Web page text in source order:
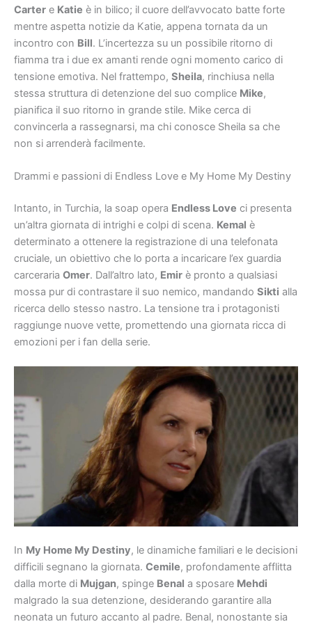
Carter e Katie è in bilico; il cuore dell’avvocato batte forte
mentre aspetta notizie da Katie, appena tornata da un
incontro con Bill. L’incertezza su un possibile ritorno di
fiamma tra i due ex amanti rende ogni momento carico di
tensione emotiva. Nel frattempo, Sheila, rinchiusa nella
stessa struttura di detenzione del suo complice Mike,
pianifica il suo ritorno in grande stile. Mike cerca di
convincerla a rassegnarsi, ma chi conosce Sheila sa che
non si arrenderà facilmente.
Drammi e passioni di Endless Love e My Home My Destiny
Intanto, in Turchia, la soap opera Endless Love ci presenta
un’altra giornata di intrighi e colpi di scena. Kemal è
determinato a ottenere la registrazione di una telefonata
cruciale, un obiettivo che lo porta a incaricare l’ex guardia
carceraria Omer. Dall’altro lato, Emir è pronto a qualsiasi
mossa pur di contrastare il suo nemico, mandando Sikti alla
ricerca dello stesso nastro. La tensione tra i protagonisti
raggiunge nuove vette, promettendo una giornata ricca di
emozioni per i fan della serie.
In My Home My Destiny, le dinamiche familiari e le decisioni
difficili segnano la giornata. Cemile, profondamente afflitta
dalla morte di Mujgan, spinge Benal a sposare Mehdi
malgrado la sua detenzione, desiderando garantire alla
neonata un futuro accanto al padre. Benal, nonostante sia